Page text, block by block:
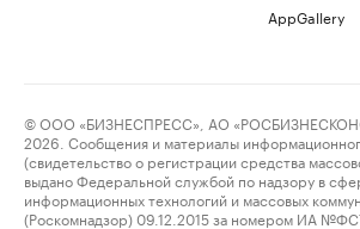
AppGallery
© ООО «БИЗНЕСПРЕСС», АО
2026. Сообщения и материалы
(свидетельство о регистрации средства
выдано Федеральной службой по надзору в
информационных технологий и массовых
(Роскомнадзор) 09.12.2015 за номером ИА